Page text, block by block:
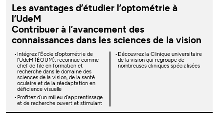
Les avantages d’étudier l’optométrie à
l’UdeM
Contribuer à l’avancement des
connaissances dans les sciences de la vision
Intégrez l’École d’optométrie de
l’UdeM (ÉOUM), reconnue comme
chef de file en formation et
recherche dans le domaine des
sciences de la vision, de la santé
oculaire et de la réadaptation en
déficience visuelle
Découvrez la Clinique universitaire
de la vision qui regroupe de
nombreuses cliniques spécialisées
Profitez d’un milieu d’apprentissage
et de recherche ouvert et stimulant